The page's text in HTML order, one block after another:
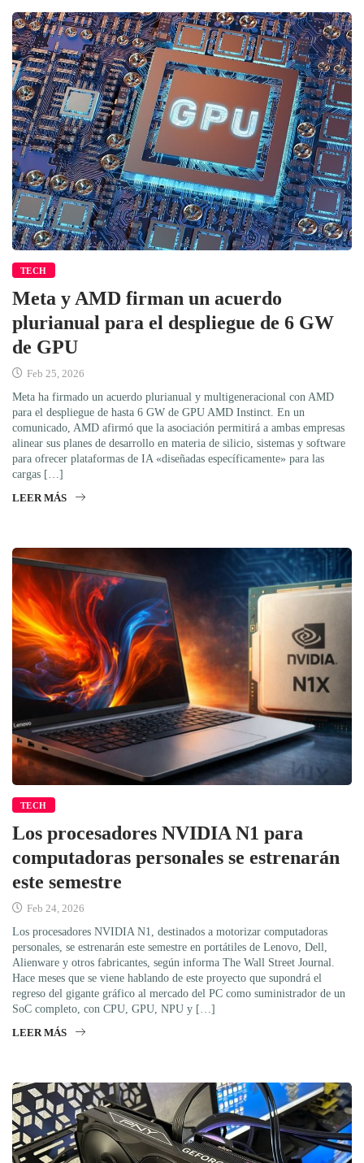
TECH
Meta y AMD firman un acuerdo
plurianual para el despliegue de 6 GW
de GPU
Feb 25, 2026
Meta ha firmado un acuerdo plurianual y multigeneracional con AMD
para el despliegue de hasta 6 GW de GPU AMD Instinct. En un
comunicado, AMD afirmó que la asociación permitirá a ambas empresas
alinear sus planes de desarrollo en materia de silicio, sistemas y software
para ofrecer plataformas de IA «diseñadas específicamente» para las
cargas […]
LEER MÁS
TECH
Los procesadores NVIDIA N1 para
computadoras personales se estrenarán
este semestre
Feb 24, 2026
Los procesadores NVIDIA N1, destinados a motorizar computadoras
personales, se estrenarán este semestre en portátiles de Lenovo, Dell,
Alienware y otros fabricantes, según informa The Wall Street Journal.
Hace meses que se viene hablando de este proyecto que supondrá el
regreso del gigante gráfico al mercado del PC como suministrador de un
SoC completo, con CPU, GPU, NPU y […]
LEER MÁS